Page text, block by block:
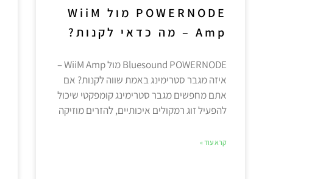
POWERNODE מול WiiM
Amp – מה כדאי לקנות?
Bluesound POWERNODE מול WiiM Amp –
איזה מגבר סטרימינג באמת שווה לקנות? אם
אתם מחפשים מגבר סטרימינג קומפקטי שיכול
להפעיל זוג רמקולים איכותיים, להזרים מוזיקה
קרא עוד »